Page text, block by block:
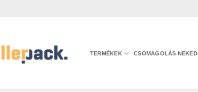
TERMÉKEK CSOMAGOLÁS NEKED